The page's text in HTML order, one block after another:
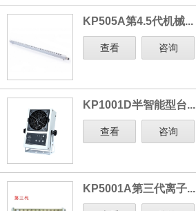
KP505A第4.5代机械...
查看 咨询
KP1001D半智能型台...
查看 咨询
KP5001A第三代离子...